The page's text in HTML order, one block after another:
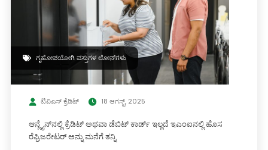
ಗೃಹೋಪಯೋಗಿ ವಸ್ತುಗಳ ಲೋನ್‌ಗಳು
ಟಿವಿಎಸ್ ಕ್ರೆಡಿಟ್ 18 ಆಗಸ್ಟ್, 2025
ಆನ್ಲೈನ್‌ನಲ್ಲಿ ಕ್ರೆಡಿಟ್ ಅಥವಾ ಡೆಬಿಟ್ ಕಾರ್ಡ್ ಇಲ್ಲದೆ ಇಎಂಐನಲ್ಲಿ ಹೊಸ
ರೆಫ್ರಿಜರೇಟರ್ ಅನ್ನು ಮನೆಗೆ ತನ್ನಿ